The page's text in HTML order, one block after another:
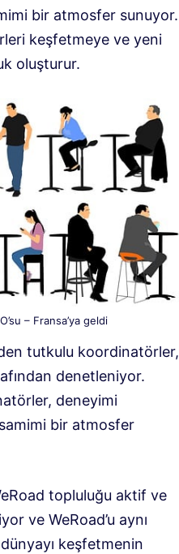
bir atmosfer sunuyor.
keşfetmeye ve yeni
oluşturur.
– Fransa’ya geldi
tutkulu koordinatörler,
denetleniyor.
deneyimi
samimi bir atmosfer
topluluğu aktif ve
ve WeRoad’u aynı
keşfetmenin